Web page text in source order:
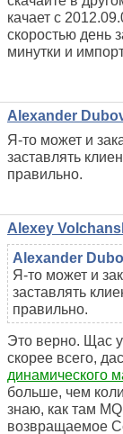
качает с
скоростью день
минутки и
Alexander
Я-то может и
заставлять
правильно.
Alexey
Alexander
Я-то может и
заставлять
правильно.
Это верно. Щас у
скорее всего,
динамического
больше, чем
знаю, как там
возвращаемое